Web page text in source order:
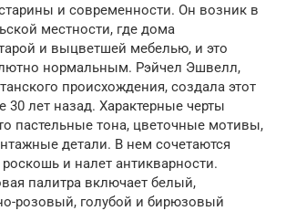
и современности. Он возник в
местности, где дома
и выцветшей мебелью, и это
нормальным. Рэйчел Эшвелл,
происхождения, создала этот
30 лет назад. Характерные черты
пастельные тона, цветочные мотивы,
детали. В нем сочетаются
и налет антикварности.
палитра включает белый,
розовый, голубой и бирюзовый